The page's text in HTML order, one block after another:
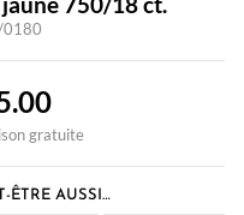
gratuite
ÊTRE AUSSI…